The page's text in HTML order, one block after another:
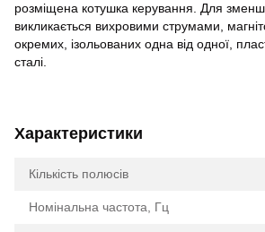
розміщена котушка керування. Для
викликається вихровими струмами,
окремих, ізольованих одна від одної,
сталі.
Характеристики
Кількість полюсів
Номінальна частота, Гц